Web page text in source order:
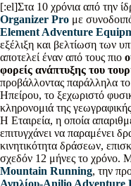
[:el]Στα 10 χρόνια από την
Organizer Pro με
Element Adventure
εξέλιξη και βελτίωση των
αποτελεί έναν από τους πιο
φορείς ανάπτυξης του
προβάλλοντας παράλληλα
Ηπείρου, το ξεχωριστό
κληρονομιά της
Η Εταιρεία, η οποία
επιτυγχάνει να παραμένει
κινητικότητα δράσεων,
σχεδόν 12 μήνες το χρόνο.
Mountain Running, την